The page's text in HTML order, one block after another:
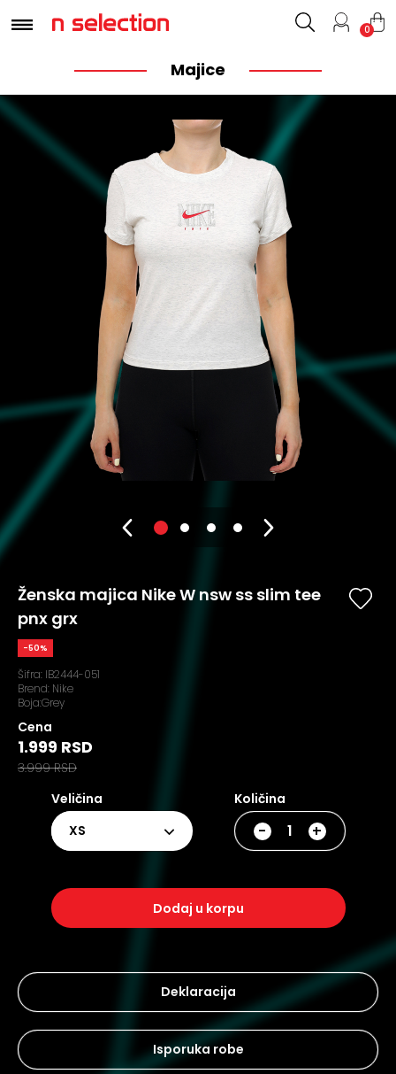
0
Majice
Ženska majica Nike W nsw ss slim tee
pnx grx
-50%
Šifra: IB2444-051
Brend: Nike
Boja:Grey
Cena
1.999 RSD
3.999 RSD
Veličina
XS
Količina
- +
dodaj u korpu
Deklaracija
Isporuka robe